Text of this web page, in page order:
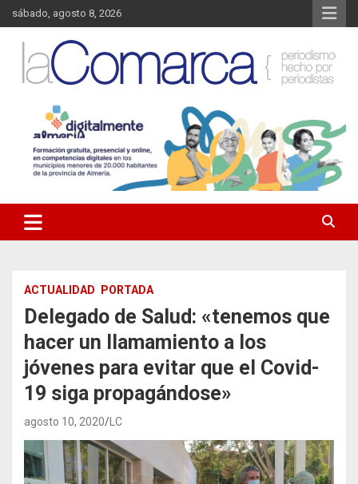
Saltar
al
contenido
sábado, agosto 8, 2026
La Comarca – Noticias del
Almanzora
Almanzora y sus localidades.
ACTUALIDAD PORTADA
Delegado de Salud: «tenemos que
hacer un llamamiento a los
jóvenes para evitar que el Covid-
19 siga propagándose»
agosto 10, 2020 LC